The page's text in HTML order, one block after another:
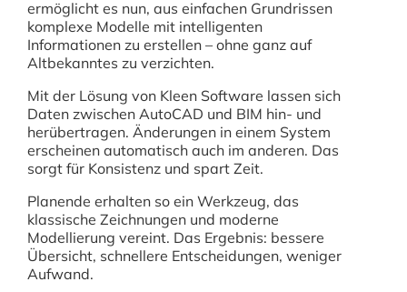
ermöglicht es nun, aus einfachen Grundrissen
komplexe Modelle mit intelligenten
Informationen zu erstellen – ohne ganz auf
Altbekanntes zu verzichten.
Mit der Lösung von Kleen Software lassen sich
Daten zwischen AutoCAD und BIM hin- und
herübertragen. Änderungen in einem System
erscheinen automatisch auch im anderen. Das
sorgt für Konsistenz und spart Zeit.
Planende erhalten so ein Werkzeug, das
klassische Zeichnungen und moderne
Modellierung vereint. Das Ergebnis: bessere
Übersicht, schnellere Entscheidungen, weniger
Aufwand.